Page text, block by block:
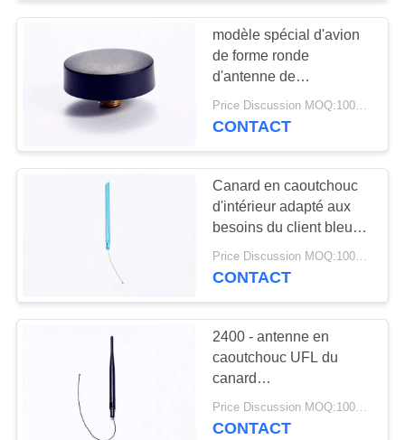
antenne basse
magnétique
antenne de 3G 4G
69
modèle spécial d'avion
de forme ronde
d'antenne de
supplément de Wifi du
noir 5.8G pour
CONTACT
Canard en caoutchouc
d'intérieur adapté aux
besoins du client bleu
adapté aux besoins du
client 2.4GHZ d'antenne
Price Discussion MOQ:100PCS
CONTACT
2400 - antenne en
caoutchouc UFL du
canard
2500MHZ/antenne
tresse d'Ipex pour
Price Discussion MOQ:100PCS
CONTACT